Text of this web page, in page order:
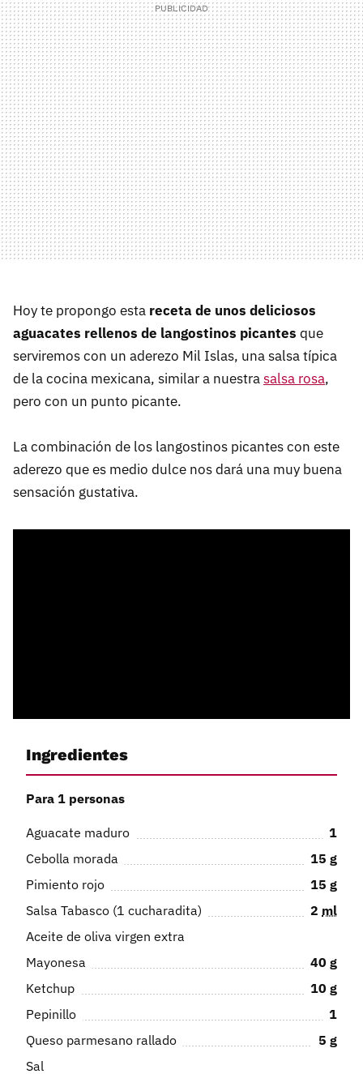
Hoy te propongo esta receta de unos deliciosos
aguacates rellenos de langostinos picantes que
serviremos con un aderezo Mil Islas, una salsa típica
de la cocina mexicana, similar a nuestrasalsa rosa,
pero con un punto picante.
La combinación de los langostinos picantes con este
aderezo que es medio dulce nos dará una muy buena
sensación gustativa.
Ingredientes
Para 1 personas
Aguacate maduro
1
Cebolla morada
15 g
Pimiento rojo
15 g
Salsa Tabasco (1 cucharadita)
2 ml
Aceite de oliva virgen extra
Mayonesa
40 g
Ketchup
10 g
Pepinillo
1
Queso parmesano rallado
5 g
Sal